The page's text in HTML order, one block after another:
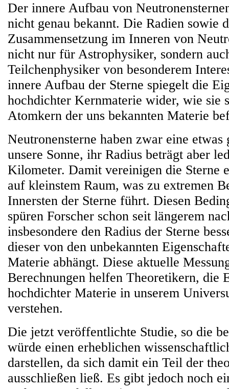
Der innere Aufbau von
nicht genau bekannt. Die Radien sowie
Zusammensetzung im Inneren von
nicht nur für Astrophysiker, sondern
Teilchenphysiker von besonderem
innere Aufbau der Sterne spiegelt die
hochdichter Kernmaterie wider, wie sie
Atomkern der uns bekannten Materie
Neutronensterne haben zwar eine etwas
unsere Sonne, ihr Radius beträgt aber
Kilometer. Damit vereinigen die Sterne
auf kleinstem Raum, was zu extremen
Innersten der Sterne führt. Diesen
spüren Forscher schon seit längerem
insbesondere den Radius der Sterne
dieser von den unbekannten
Materie abhängt. Diese aktuelle
Berechnungen helfen Theoretikern, die
hochdichter Materie in unserem
verstehen.
Die jetzt veröffentlichte Studie, so die
würde einen erheblichen
darstellen, da sich damit ein Teil der
ausschließen ließ. Es gibt jedoch noch